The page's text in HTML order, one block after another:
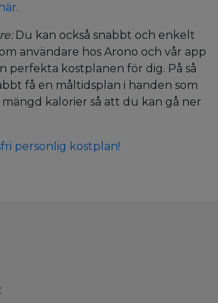
.
Du kan också snabbt och enkelt
användare hos Arono och vår app
perfekta kostplanen för dig. På så
få en måltidsplan i handen som
kalorier så att du kan gå ner
personlig kostplan!